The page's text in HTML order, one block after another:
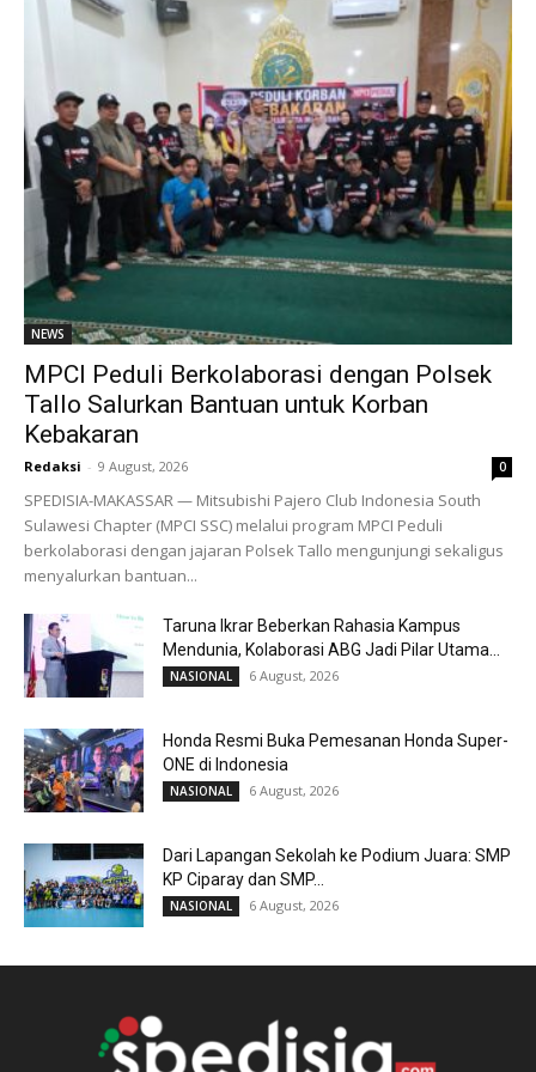
NEWS
MPCI Peduli Berkolaborasi dengan Polsek
Tallo Salurkan Bantuan untuk Korban
Kebakaran
Redaksi - 9 August, 2026 0
SPEDISIA-MAKASSAR — Mitsubishi Pajero Club Indonesia South
Sulawesi Chapter (MPCI SSC) melalui program MPCI Peduli
berkolaborasi dengan jajaran Polsek Tallo mengunjungi sekaligus
menyalurkan bantuan...
Taruna Ikrar Beberkan Rahasia Kampus
Mendunia, Kolaborasi ABG Jadi Pilar Utama...
NASIONAL 6 August, 2026
Honda Resmi Buka Pemesanan Honda Super-
ONE di Indonesia
NASIONAL 6 August, 2026
Dari Lapangan Sekolah ke Podium Juara: SMP
KP Ciparay dan SMP...
NASIONAL 6 August, 2026